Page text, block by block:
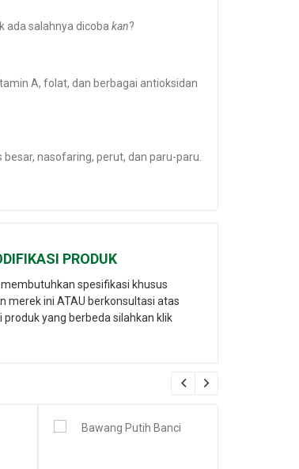
ada salahnya dicoba kan?
A, folat, dan berbagai antioksidan
nasofaring, perut, dan paru-paru.
PRODUK
spesifikasi khusus
merek ini ATAU berkonsultasi atas
produk yang berbeda silahkan klik